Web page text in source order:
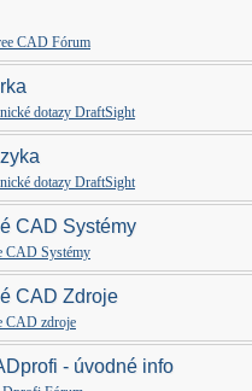
CAD Fórum
dotazy DraftSight
dotazy DraftSight
CAD Systémy
CAD Systémy
CAD Zdroje
CAD zdroje
- úvodné info